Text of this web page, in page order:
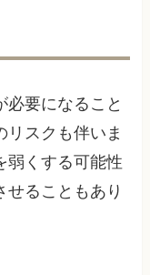
必要になること
リスクも伴いま
弱くする可能性
せることもあり